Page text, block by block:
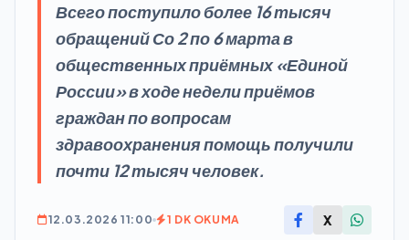
Всего поступило более 16 тысяч
обращений Со 2 по 6 марта в
общественных приёмных «Единой
России» в ходе недели приёмов
граждан по вопросам
здравоохранения помощь получили
почти 12 тысяч человек.
12.03.2026 11:00 1 DK OKUMA X